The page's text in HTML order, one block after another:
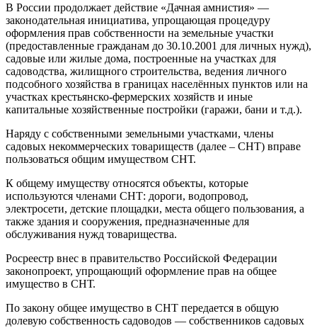
В России продолжает действие «Дачная амнистия» —
законодательная инициатива, упрощающая процедуру
оформления прав собственности на земельные участки
(предоставленные гражданам до 30.10.2001 для личных нужд),
садовые или жилые дома, построенные на участках для
садоводства, жилищного строительства, ведения личного
подсобного хозяйства в границах населённых пунктов или на
участках крестьянско-фермерских хозяйств и иные
капитальные хозяйственные постройки (гаражи, бани и т.д.).
Наряду с собственными земельными участками, члены
садовых некоммерческих товариществ (далее – СНТ) вправе
пользоваться общим имуществом СНТ.
К общему имуществу относятся объекты, которые
используются членами СНТ: дороги, водопровод,
электросети, детские площадки, места общего пользования, а
также здания и сооружения, предназначенные для
обслуживания нужд товарищества.
Росреестр внес в правительство Российской Федерации
законопроект, упрощающий оформление прав на общее
имущество в СНТ.
По закону общее имущество в СНТ передается в общую
долевую собственность садоводов — собственников садовых